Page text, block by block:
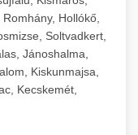
és
kellékek.
és catering
Hollókő,
Soltvadkert,
Jánoshalma,
Kiskunmajsa,
Kecskemét,